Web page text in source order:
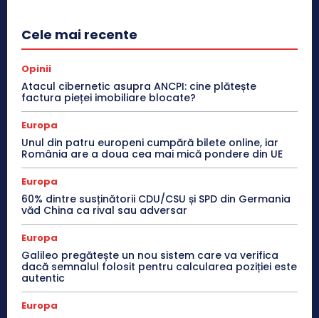
Cele mai recente
Opinii
Atacul cibernetic asupra ANCPI: cine plătește
factura pieței imobiliare blocate?
Europa
Unul din patru europeni cumpără bilete online, iar
România are a doua cea mai mică pondere din UE
Europa
60% dintre susținătorii CDU/CSU și SPD din Germania
văd China ca rival sau adversar
Europa
Galileo pregătește un nou sistem care va verifica
dacă semnalul folosit pentru calcularea poziției este
autentic
Europa